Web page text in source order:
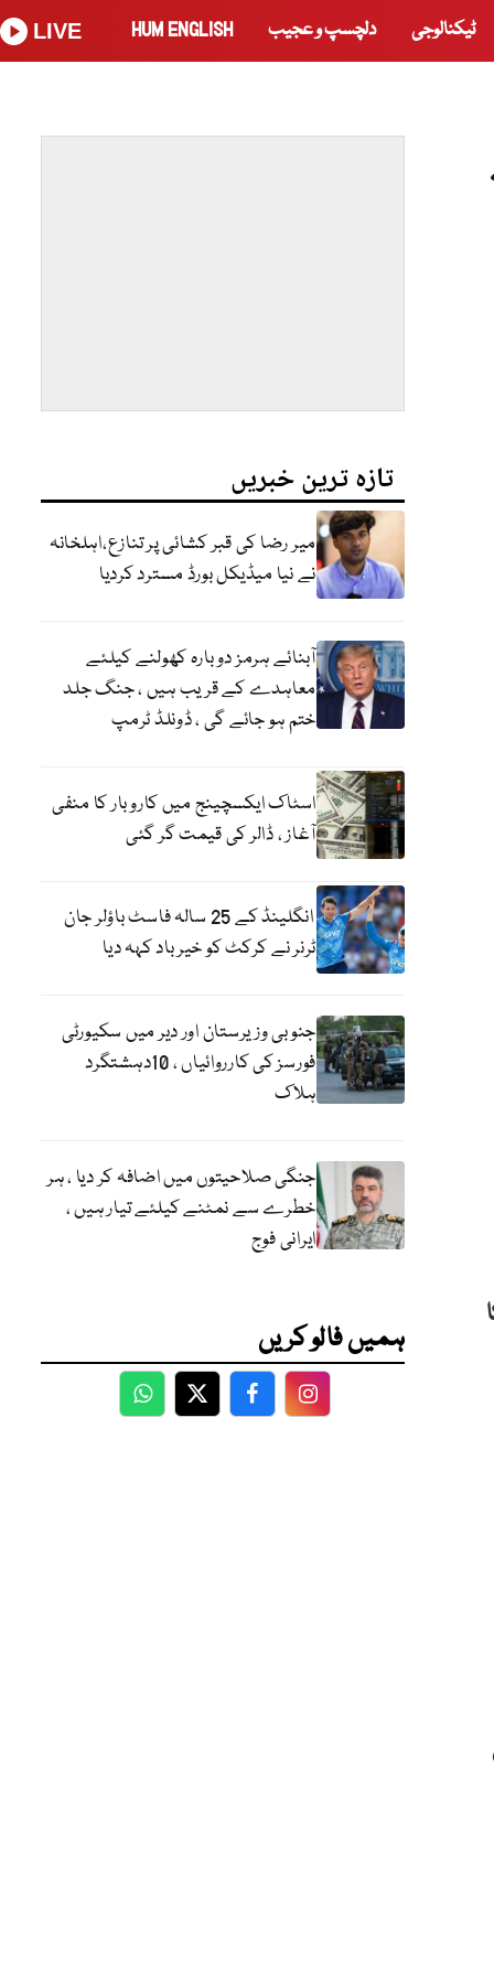
ٹیکنالوجی دلچسپ و عجیب HUM ENGLISH
LIVE
تازہ ترین خبریں
میر رضا کی قبر کشائی پر تنازع،اہلخانہ
نے نیا میڈیکل بورڈ مسترد کردیا
آبنائے ہرمز دوبارہ کھولنے کیلئے
معاہدے کے قریب ہیں ، جنگ جلد
ختم ہو جائے گی ، ڈونلڈ ٹرمپ
اسٹاک ایکسچینج میں کاروبار کا منفی
آغاز ، ڈالر کی قیمت گر گئی
انگلینڈ کے 25 سالہ فاسٹ باؤلر جان
ٹرنر نے کرکٹ کو خیر باد کہہ دیا
جنوبی وزیرستان اور دیر میں سکیورٹی
فورسز کی کارروائیاں ، 10دہشتگرد
ہلاک
جنگی صلاحیتوں میں اضافہ کر دیا ، ہر
خطرے سے نمٹنے کیلئے تیار ہیں ،
ایرانی فوج
ہمیں فالو کریں
WhatsApp
TwitterFacebookFacebook